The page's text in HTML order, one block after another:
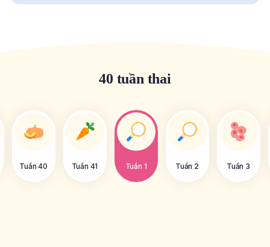
40 tuần thai
Tuần 40 Tuần 41 Tuần 1 Tuần 2 Tuần 3